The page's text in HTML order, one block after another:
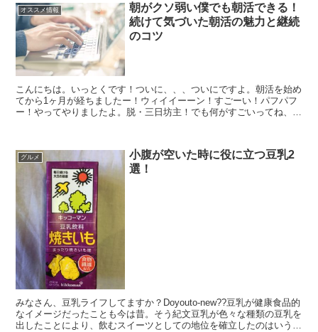
オススメ情報
朝がクソ弱い僕でも朝活できる！
続けて気づいた朝活の魅力と継続
のコツ
こんにちは。いっとくです！ついに、、、ついにですよ。朝活を始め
てから1ヶ月が経ちましたー！ウィイイーーン！すごーい！パフパフ
ー！やってやりましたよ。脱・三日坊主！でも何がすごいってね、朝
グルメ
小腹が空いた時に役に立つ豆乳2
選！
みなさん、豆乳ライフしてますか？Doyouto-new??豆乳が健康食品的
なイメージだったことも今は昔。そう紀文豆乳が色々な種類の豆乳を
出したことにより、飲むスイーツとしての地位を確立したのはいうま